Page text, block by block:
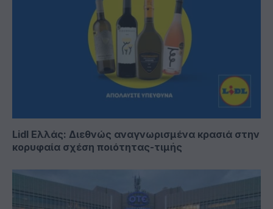
Lidl Ελλάς: Διεθνώς αναγνωρισμένα κρασιά στην
κορυφαία σχέση ποιότητας-τιμής